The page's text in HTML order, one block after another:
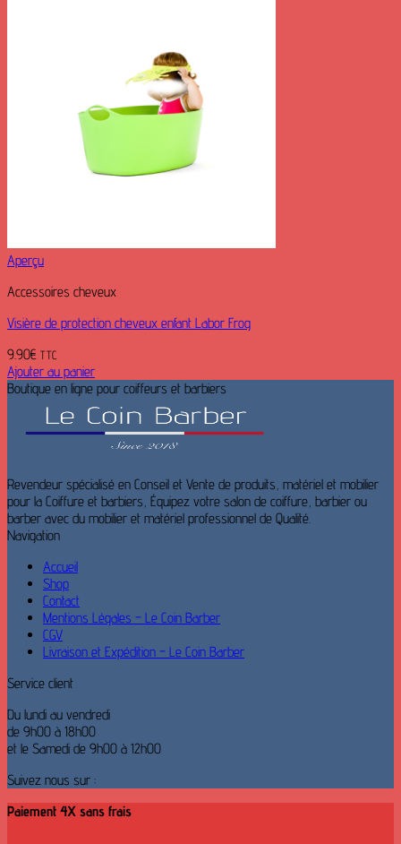
Aperçu
Accessoires cheveux
Visière de protection cheveux enfant Labor Frog
9.90€ TTC
Ajouter au panier
Boutique en ligne pour coiffeurs et barbiers
Revendeur spécialisé en Conseil et Vente de produits, matériel et mobilier
pour la Coiffure et barbiers, Équipez votre salon de coiffure, barbier ou
barber avec du mobilier et matériel professionnel de Qualité.
Navigation
Accueil
Shop
Contact
Mentions Légales – Le Coin Barber
CGV
Livraison et Expédition – Le Coin Barber
Service client
Du lundi au vendredi
de 9h00 à 18h00
et le Samedi de 9h00 à 12h00
Suivez nous sur :
Paiement 4X sans frais